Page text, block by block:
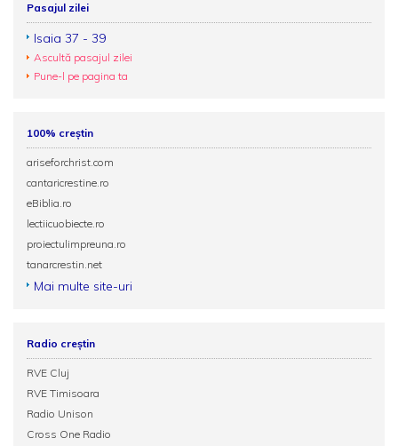
Pasajul zilei
Isaia 37 - 39
Ascultă pasajul zilei
Pune-l pe pagina ta
100% creștin
ariseforchrist.com
cantaricrestine.ro
eBiblia.ro
lectiicuobiecte.ro
proiectulimpreuna.ro
tanarcrestin.net
Mai multe site-uri
Radio creștin
RVE Cluj
RVE Timisoara
Radio Unison
Cross One Radio